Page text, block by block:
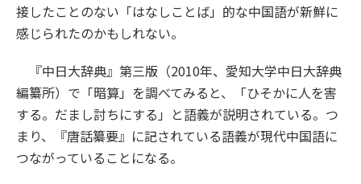
接したことのない「はなしことば」的な中国語が新鮮に
感じられたのかもしれない。
『中日大辞典』第三版（2010年、愛知大学中日大辞典
編纂所）で「暗算」を調べてみると、「ひそかに人を害
する。だまし討ちにする」と語義が説明されている。つ
まり、『唐話纂要』に記されている語義が現代中国語に
つながっていることになる。